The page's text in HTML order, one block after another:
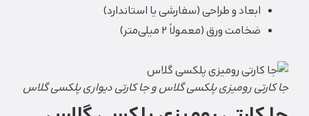
ابعاد و طراحی (سفارشی یا استاندارد)
ضخامت ورق (معمولاً ۲ میلی‌متر)
جا کارتی رومیزی پلکسی گلاس و جا کارتی دیواری پلکسی گلاس